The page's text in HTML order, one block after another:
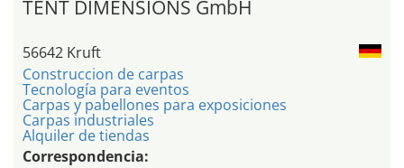
TENT DIMENSIONS GmbH
56642 Kruft
Construccion de carpas
Tecnología para eventos
Carpas y pabellones para exposiciones
Carpas industriales
Alquiler de tiendas
Correspondencia: